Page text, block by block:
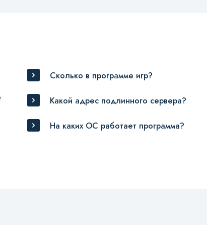
Сколько в программе игр?
Какой адрес подлинного сервера?
На каких ОС работает программа?